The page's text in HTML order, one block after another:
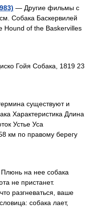
— Другие фильмы с
Собака Баскервилей
Hound of the Baskervilles
Гойя Собака, 1819 23
существуют и
Характеристика Длина
Устье Уса
км по правому берегу
на нее собака
не пристанет.
разгневаться, ваше
собака лает,